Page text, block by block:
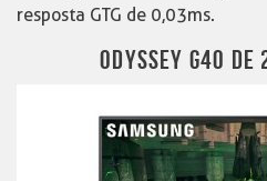
resposta GTG de 0,03ms.
ODYSSEY G40 DE